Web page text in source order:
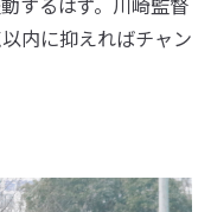
内に抑えればチャン